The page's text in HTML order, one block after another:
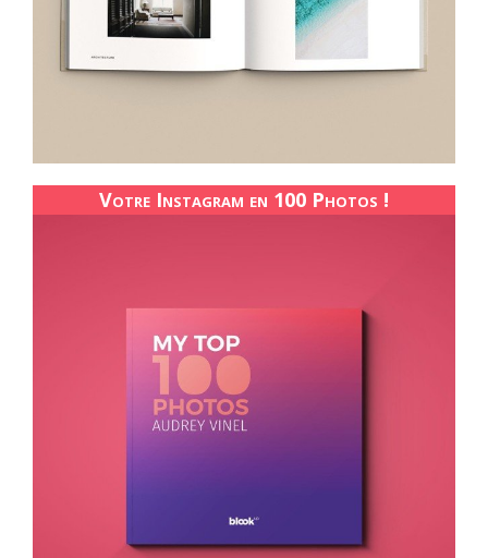
Votre Instagram en 100 Photos !